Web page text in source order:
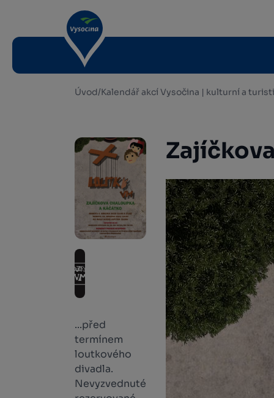
Úvod/Kalendář akcí Vysočina | kulturní a
...před
termínem
loutkového
divadla.
Nevyzvednuté